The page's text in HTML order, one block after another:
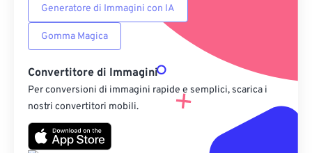
Generatore di Immagini con IA
Gomma Magica
Convertitore di Immagini
Per conversioni di immagini rapide e semplici, scarica i
nostri convertitori mobili.